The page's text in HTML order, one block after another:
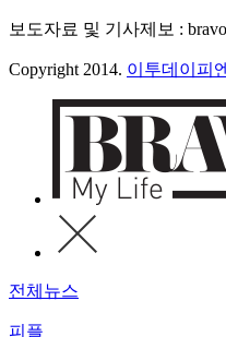
보도자료 및 기사제보 :
Copyright 2014. 이투데이피
전체뉴스
피플